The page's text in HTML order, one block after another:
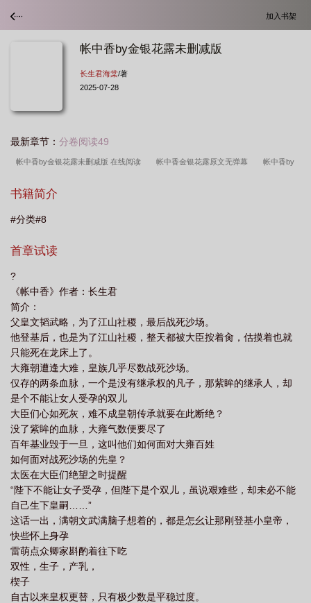
加入书架
帐中香by金银花露未删减版
长生君海棠/著
2025-07-28
最新章节： 分卷阅读49
帐中香by金银花露未删减版 在线阅读 帐中香金银花露原文无弹幕 帐中香by
露未删减版 长生君海棠
原文 帐中香by金银花露在线全文免费阅读未删减版
版/长生君海棠
中香by金银花露未删减版全文免费阅读
版 帐中香 txl金银花露 帐中香金银花露原文在哪看
么
书籍简介
#分类#8
首章试读
?
《帐中香》作者：长生君
简介：
父皇文韬武略，为了江山社稷，最后战死沙场。
他登基后，也是为了江山社稷，整天都被大臣按着肏，估摸着也就
只能死在龙床上了。
大雍朝遭逢大难，皇族几乎尽数战死沙场。
仅存的两条血脉，一个是没有继承权的凡子，那紫眸的继承人，却
是个不能让女人受孕的双儿
大臣们心如死灰，难不成皇朝传承就要在此断绝？
没了紫眸的血脉，大雍气数便要尽了
百年基业毁于一旦，这叫他们如何面对大雍百姓
如何面对战死沙场的先皇？
太医在大臣们绝望之时提醒
“陛下不能让女子受孕，但陛下是个双儿，虽说艰难些，却未必不能
自己生下皇嗣……”
这话一出，满朝文武满脑子想着的，都是怎幺让那刚登基小皇帝，
快些怀上身孕
雷萌点众卿家斟酌着往下吃
双性，生子，产乳，
楔子
自古以来皇权更替，只有极少数是平稳过度。